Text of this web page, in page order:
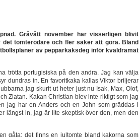
Gråvått november har visserligen blivit
tomterödare och fler saker att göra. Bland
av pepparkaksdeg inför kvaldramat
trötta portugisiska på den andra. Jag kan välja
dundras in. En favoritkaka kallas Viktor briljerar
jag skurit ut heter just nu Isak, Max, Olof,
Zlatan. Kakan Christian blev inte riktigt som jag
jag har en Anders och en John som gräddas i
längst in, jag är lite skeptisk över den, men den
gåta; det finns en jultomte bland kakorna som